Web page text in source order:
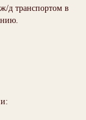
д транспортом в